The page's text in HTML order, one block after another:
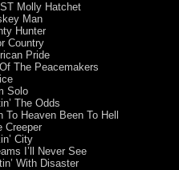
Molly Hatchet
Man
Hunter
Country
Pride
The Peacemakers
Solo
The Odds
To Heaven Been To Hell
Creeper
City
I’ll Never See
With Disaster